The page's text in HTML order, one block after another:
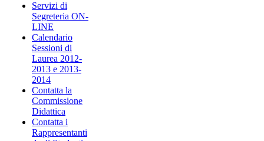
Servizi di
Segreteria ON-
LINE
Calendario
Sessioni di
Laurea 2012-
2013 e 2013-
2014
Contatta la
Commissione
Didattica
Contatta i
Rappresentanti